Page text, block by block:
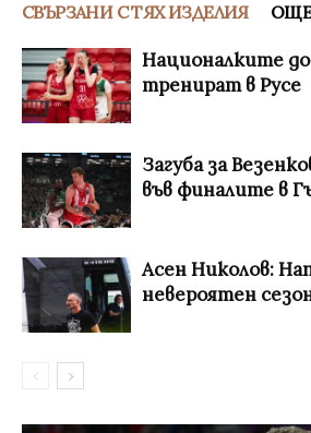
СВЪРЗАНИ С ТЯХ ИЗДЕЛИЯ ОЩЕ
Националките
тренират в Русе
Загуба за
във финалите в
Асен Николов:
невероятен